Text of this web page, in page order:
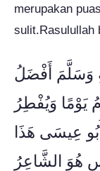
merupakan
sulit.Rasulullah
وَسَلَّمَ أَفْضَلُ
يَوْمًا وَيُفْطِرُ
عِيسَى هَذَا
هُوَ الشَّاعِرُ